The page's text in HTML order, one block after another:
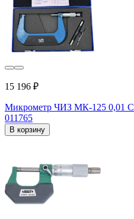
15 196 ₽
Микрометр ЧИЗ МК-125 0,01
011765
В корзину